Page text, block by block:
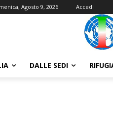
Agosto 9, 2026 Accedi
DALLE SEDI